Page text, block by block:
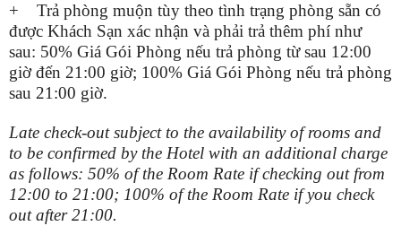
+ Trả phòng muộn tùy theo tình trạng phòng sẵn có
được Khách Sạn xác nhận và phải trả thêm phí như
sau: 50% Giá Gói Phòng nếu trả phòng từ sau 12:00
giờ đến 21:00 giờ; 100% Giá Gói Phòng nếu trả phòng
sau 21:00 giờ.
Late check-out subject to the availability of rooms and
to be confirmed by the Hotel with an additional charge
as follows: 50% of the Room Rate if checking out from
12:00 to 21:00; 100% of the Room Rate if you check
out after 21:00.